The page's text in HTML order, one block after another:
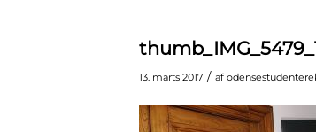
13. marts 2017 / af